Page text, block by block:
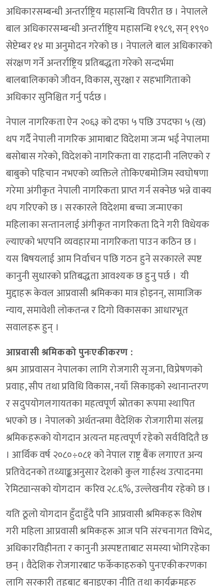
अधिकारसम्बन्धी अन्तर्राष्ट्रिय महासन्धि विपरीत छ । नेपालले
बाल अधिकारसम्बन्धी अन्तर्राष्ट्रिय महासन्धि १९८९, सन् १९९०
सेप्टेम्बर १४ मा अनुमोदन गरेको छ । नेपालले बाल अधिकारको
संरक्षण गर्ने अन्तर्राष्ट्रिय प्रतिबद्धता गरेको सन्दर्भमा
बालबालिकाको जीवन, विकास, सुरक्षा र सहभागिताको
अधिकार सुनिश्चित गर्नु पर्दछ ।
नेपाल नागरिकता ऐन २०६३ को दफा ५ पछि उपदफा ५ (ख)
थप गर्दै नेपाली नागरिक आमाबाट विदेशमा जन्म भई नेपालमा
बसोबास गरेको, विदेशको नागरिकता वा राहदानी नलिएको र
बाबुको पहिचान नभएको व्यक्तिले तोकिएबमोजिम स्वघोषणा
गरेमा अंगीकृत नेपाली नागरिकता प्राप्त गर्न सक्नेछ भन्ने वाक्य
थप गरिएको छ । सरकारले विदेशमा बच्चा जन्माएका
महिलाका सन्तानलाई अंगीकृत नागरिकता दिने गरी विधेयक
ल्याएको भएपनि व्यवहारमा नागरिकता पाउन कठिन छ ।
यस बिषयलाई आम निर्वाचन पछि गठन हुने सरकारले स्पष्ट
कानुनी सुधारको प्रतिबद्धता आवश्यक छ हुनु पर्छ । यी
मुद्दाहरू केवल आप्रवासी श्रमिकका मात्र होइनन्, सामाजिक
न्याय, समावेशी लोकतन्त्र र दिगो विकासका आधारभूत
सवालहरू हुन् ।
आप्रवासी श्रमिकको पुनःएकीकरण :
श्रम आप्रवासन नेपालका लागि रोजगारी सृजना, विप्रेषणको
प्रवाह, सीप तथा प्रविधि विकास, नयाँ सिकाइको स्थानान्तरण
र सदुपयोगलगायतका महत्वपूर्ण स्रोतका रूपमा स्थापित
भएको छ । नेपालको अर्थतन्त्रमा वैदेशिक रोजगारीमा संलग्न
श्रमिकहरूको योगदान अत्यन्त महत्वपूर्ण रहेको सर्वविदितै छ
। आर्थिक वर्ष २०८०÷०८१ को नेपाल राष्ट्र बैंक लगाएत अन्य
प्रतिवेदनको तथ्याङ्कअनुसार देशको कुल गार्हस्थ उत्पादनमा
रेमिट्यान्सको योगदान करिव २८.६%, उल्लेखनीय रहेको छ ।
यति ठूलो योगदान हुँदाहुँदै पनि आप्रवासी श्रमिकहरू विशेष
गरी महिला आप्रवासी श्रमिकहरू आज पनि संरचनागत विभेद,
अधिकारविहीनता र कानुनी अस्पष्टताबाट समस्या भोगिरहेका
छन् । वैदेशिक रोजगारबाट फर्केकाहरुको पुनःएकीकरणका